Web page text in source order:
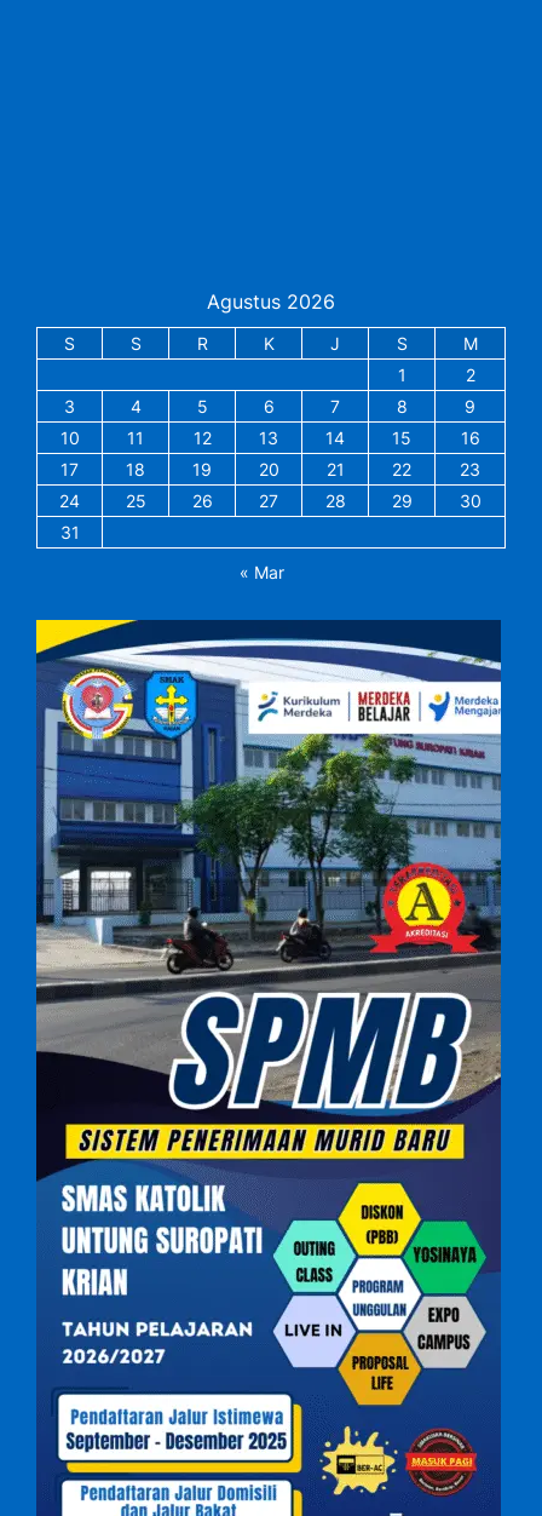
Agustus 2026
S S R K J S
M
1
2
3
4 5 6 7 8
9
10
11 12 13 14 15
16
17
18 19 20 21 22
23
24
25 26 27 28 29
30
31
« Mar